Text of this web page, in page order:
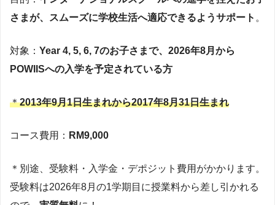
さまが、スムーズに学校生活へ適応できるようサポート 。
対象： Year 4, 5, 6, 7のお子さまで、2026年8月から
POWIISへの入学を予定されている方
＊2013年9月1日生まれから2017年8月31日生まれ
コース費用： RM9,000
＊別途、受験料・入学金・デポジット費用がかかります。
受験料は2026年8月の1学期目に授業料から差し引かれる